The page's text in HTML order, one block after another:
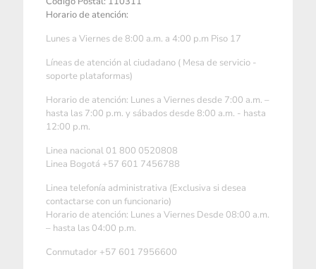
Horario de atención:
Lunes a Viernes de 8:00 a.m. a 4:00 p.m Piso 17
Líneas de atención al ciudadano ( Mesa de servicio -
soporte plataformas)
Horario de atención: Lunes a Viernes desde 7:00 a.m. –
hasta las 7:00 p.m. y sábados desde 8:00 a.m. - hasta
12:00 p.m.
Linea nacional 01 800 0520808
Linea Bogotá +57 601 7456788
Linea telefonía administrativa (Exclusiva si desea
contactarse con un funcionario)
Horario de atención: Lunes a Viernes Desde 08:00 a.m.
– hasta las 04:00 p.m.
Conmutador +57 601 7956600